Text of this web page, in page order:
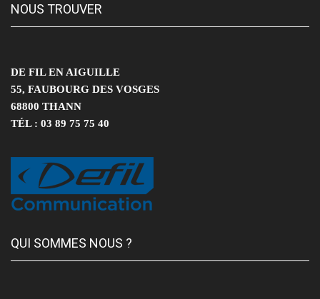
NOUS TROUVER
DE FIL EN AIGUILLE
55, FAUBOURG DES VOSGES
68800 THANN
TÉL : 03 89 75 75 40
QUI SOMMES NOUS ?